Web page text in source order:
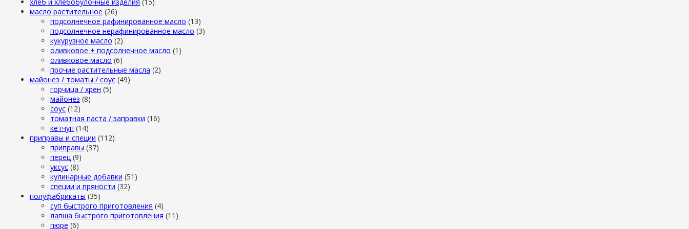
масло растительное (26)
подсолнечное рафинированное масло (13)
подсолнечное нерафинированное масло (3)
кукурузное масло (2)
оливковое + подсолнечное масло (1)
оливковое масло (6)
прочие растительные масла (2)
майонез / томаты / соус (49)
горчица / хрен (5)
майонез (8)
соус (12)
томатная паста / заправки (16)
кетчуп (14)
приправы и специи (112)
приправы (37)
перец (9)
уксус (8)
кулинарные добавки (51)
специи и пряности (32)
полуфабрикаты (35)
суп быстрого приготовления (4)
лапша быстрого приготовления (11)
пюре (6)